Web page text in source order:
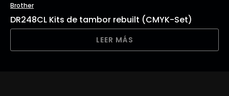
Brother
DR248CL Kits de tambor rebuilt (CMYK-Set)
LEER MÁS